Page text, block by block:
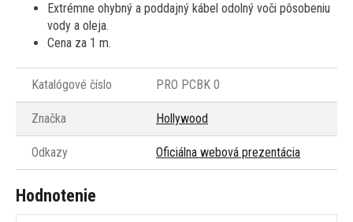
Extrémne ohybný a poddajný kábel odolný voči pôsobeniu
vody a oleja.
Cena za 1 m.
Katalógové číslo PRO PCBK 0
Značka Hollywood
Odkazy Oficiálna webová prezentácia
Hodnotenie